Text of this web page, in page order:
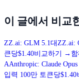
이 글에서 비교
ZZ.ai: GLM 5.1대 ZZ.ai:
큰당$1.40비교하기 →
AAnthropic: Claude Opus
입력 100만 토큰당$1.40